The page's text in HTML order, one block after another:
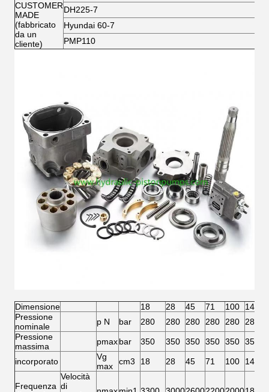
CUSTOMER
MADE
(fabbricato
da un
cliente)
DH225-7
Hyundai 60-7
PMP110
Dimensione 18 28 45 71 100
140
Pressione
nominale
p N bar 280 280 280 280 280
280
Pressione
massima
pmaxbar 350 350 350 350 350 350
incorporato
Vg
max
cm3 18 28 45 71 100 140
Frequenza
Velocità
di